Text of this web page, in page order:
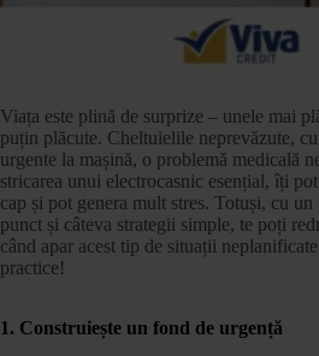
Viața este plină de surprize – unele mai
puțin plăcute. Cheltuielile neprevăzute,
urgente la mașină, o problemă medicală
stricarea unui electrocasnic esențial, îți
cap și pot genera mult stres. Totuși, cu
punct și câteva strategii simple, te poți
când apar acest tip de situații
practice!
1. Construiește un fond de urgență